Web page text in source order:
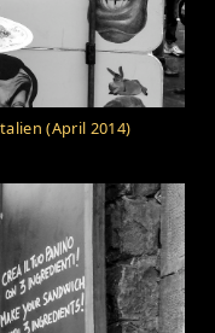
(April 2014)